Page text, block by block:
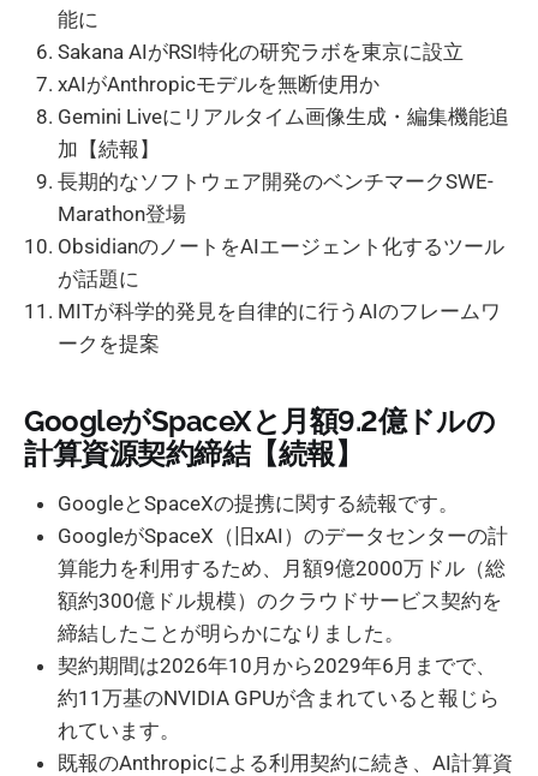
能に
Sakana AIがRSI特化の研究ラボを東京に設立
xAIがAnthropicモデルを無断使用か
Gemini Liveにリアルタイム画像生成・編集機能追
加【続報】
長期的なソフトウェア開発のベンチマークSWE-
Marathon登場
ObsidianのノートをAIエージェント化するツール
が話題に
MITが科学的発見を自律的に行うAIのフレームワ
ークを提案
GoogleがSpaceXと月額9.2億ドルの
計算資源契約締結【続報】
GoogleとSpaceXの提携に関する続報です。
GoogleがSpaceX（旧xAI）のデータセンターの計
算能力を利用するため、月額9億2000万ドル（総
額約300億ドル規模）のクラウドサービス契約を
締結したことが明らかになりました。
契約期間は2026年10月から2029年6月までで、
約11万基のNVIDIA GPUが含まれていると報じら
れています。
既報のAnthropicによる利用契約に続き、AI計算資